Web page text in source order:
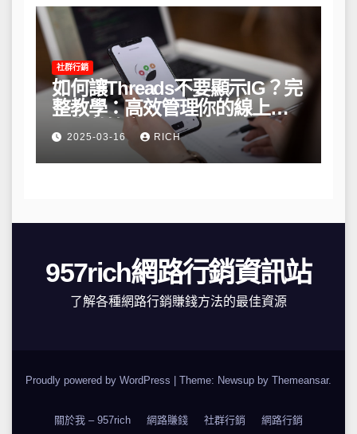
社群行銷
如何讓Threads不要顯示IG？完
整教學：高效管理你的線上隱
私與數據安全
2025-03-16 RICH
957rich網路行銷資訊站
了解各種網路行銷賺錢方法的最佳資源
Proudly powered by WordPress Theme: Newsup by Themeansar.
關於我 – 957rich 網路賺錢 社群行銷 網路行銷